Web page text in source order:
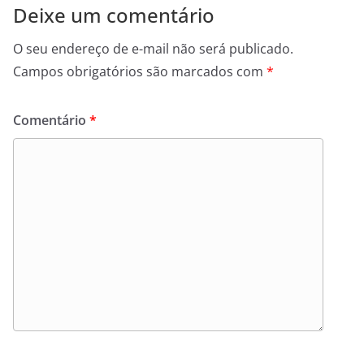
Deixe um comentário
O seu endereço de e-mail não será publicado.
Campos obrigatórios são marcados com *
Comentário *